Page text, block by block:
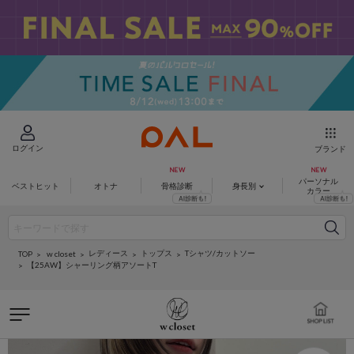
ログイン ブランド
ベストヒット オトナ 骨格診断 身長別
パーソナル
カラー
TOP w closet レディース トップス
Tシャツ/カットソー
【25AW】シャーリング柄アソートT